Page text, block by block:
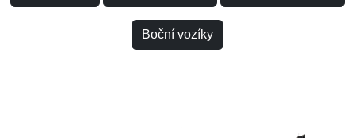
Boční vozíky